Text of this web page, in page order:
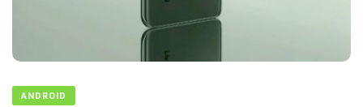
ANDROID